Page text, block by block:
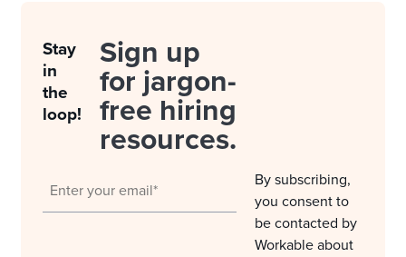
Stay
in
the
loop!
Sign up
for jargon-
free hiring
resources.
By subscribing,
you consent to
be contacted by
Workable about